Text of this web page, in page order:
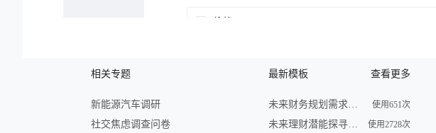
相关专题
新能源汽车调研
社交焦虑调查问卷
最新模板 查看更多
未来财务规划需求调查 使用651次
未来理财潜能探寻调查 使用2728次